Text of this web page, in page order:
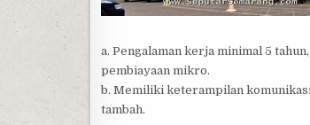
a. Pengalaman kerja minimal 5
pembiayaan mikro.
b. Memiliki keterampilan
tambah.